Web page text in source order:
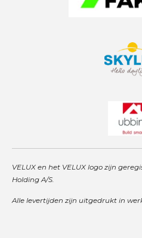
VELUX en het VELUX logo zijn
Holding A/S.
Alle levertijden zijn uitgedrukt in